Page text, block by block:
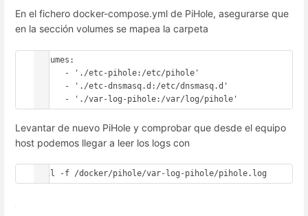
En el fichero docker-compose.yml de PiHole, asegurarse que
en la sección volumes se mapea la carpeta
volumes:
Levantar de nuevo PiHole y comprobar que desde el equipo
host podemos llegar a leer los logs con